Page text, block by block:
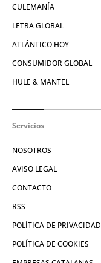
CULEMANÍA
LETRA GLOBAL
ATLÁNTICO HOY
CONSUMIDOR GLOBAL
HULE & MANTEL
Servicios
NOSOTROS
AVISO LEGAL
CONTACTO
RSS
POLÍTICA DE PRIVACIDAD
POLÍTICA DE COOKIES